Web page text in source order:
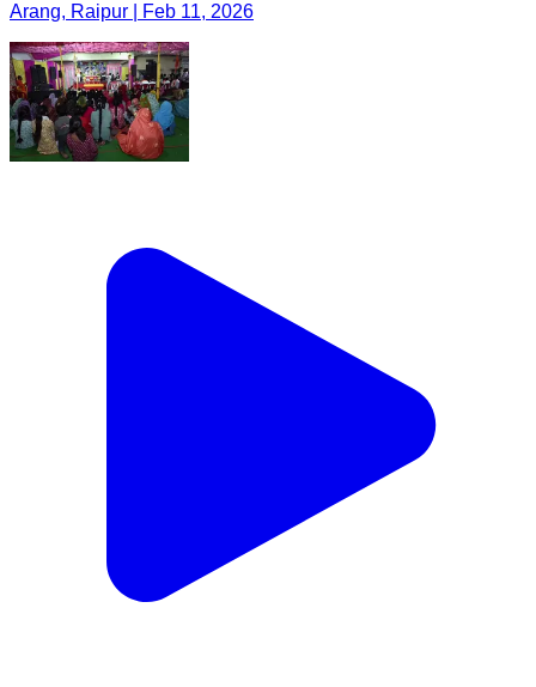
Arang, Raipur | Feb 11, 2026